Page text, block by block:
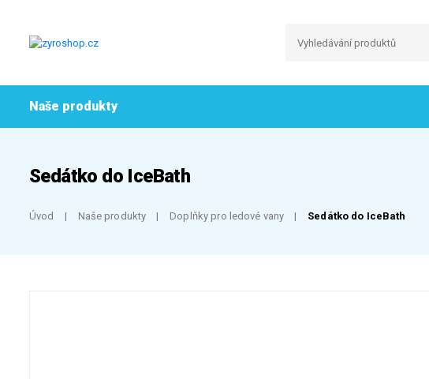
Naše produkty
Sedátko do IceBath
Úvod Naše produkty Doplňky pro ledové vany Sedátko do IceBath